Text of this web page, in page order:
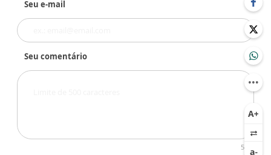
Seu e-mail
Seu comentário
500